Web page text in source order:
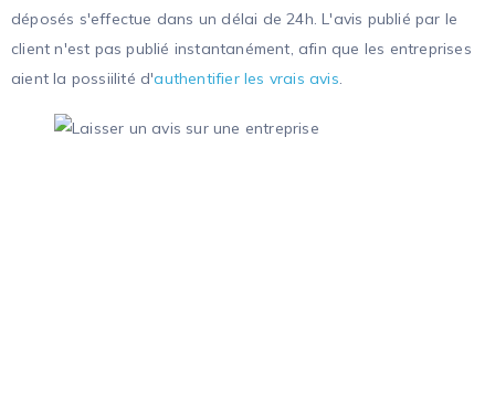
déposés s'effectue dans un délai de 24h. L'avis publié par le
client n'est pas publié instantanément, afin que les entreprises
aient la possiilité d'authentifier les vrais avis